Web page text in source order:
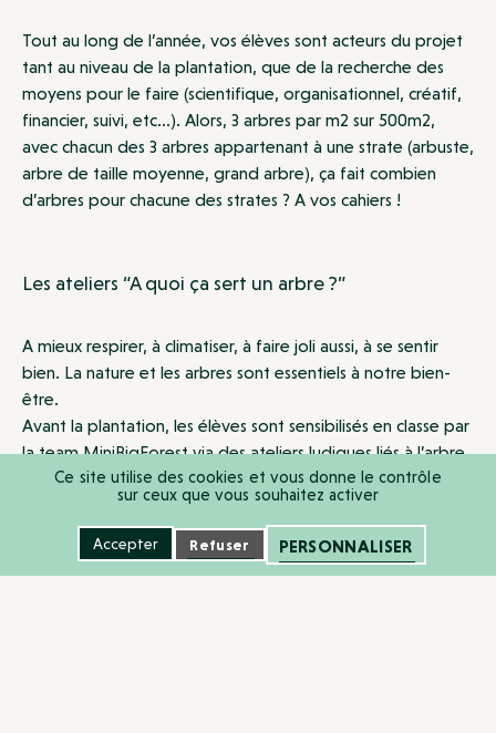
Tout au long de l’année, vos élèves sont acteurs du projet
tant au niveau de la plantation, que de la recherche des
moyens pour le faire (scientifique, organisationnel, créatif,
financier, suivi, etc…). Alors, 3 arbres par m2 sur 500m2,
avec chacun des 3 arbres appartenant à une strate (arbuste,
arbre de taille moyenne, grand arbre), ça fait combien
d’arbres pour chacune des strates ? A vos cahiers !
Les ateliers “A quoi ça sert un arbre ?”
A mieux respirer, à climatiser, à faire joli aussi, à se sentir
bien. La nature et les arbres sont essentiels à notre bien-
être.
Avant la plantation, les élèves sont sensibilisés en classe par
la team MiniBigForest via des ateliers ludiques liés à l’arbre
et à son monde. Lors de la plantation, ils pourront ainsi
mettre en œuvre les connaissances naturalistes acquises.
“Ohhhh ! Le joli ver de terre, pourvoyeur de galeries
souterraines permettant un sol aéré et fertile !”
Ce site utilise des cookies et vous donne le contrôle
sur ceux que vous souhaitez activer
Accepter Refuser PERSONNALISER